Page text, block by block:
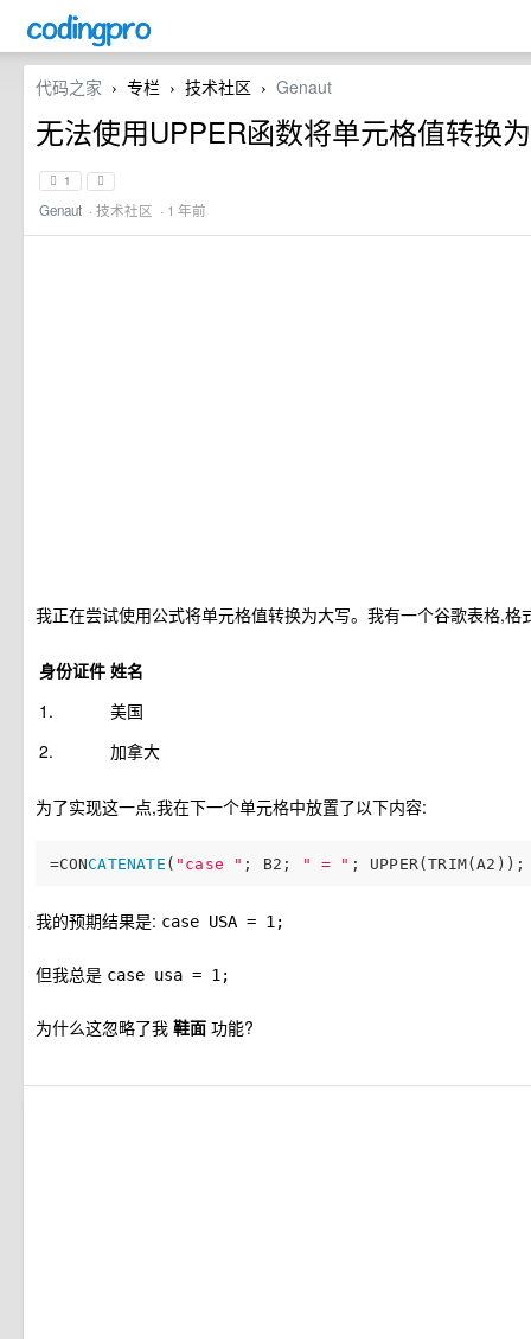
代码之家 › 专栏 › 技术社区 › Genaut
无法使用UPPER函数将单元格值转换
1
Genaut · 技术社区 · 1 年前
我正在尝试使用公式将单元格值转换为大写。我有一个谷歌表格,格
身份证件 姓名
1.
美国
2.
加拿大
为了实现这一点,我在下一个单元格中放置了以下内容:
=CONCATENATE ( "case " ; B2; " = " ;
我的预期结果是: case USA = 1;
但我总是 case usa = 1;
为什么这忽略了我 鞋面 功能?